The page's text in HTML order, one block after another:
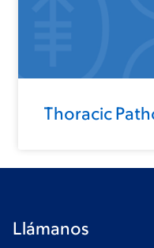
Thoracic
Llámanos